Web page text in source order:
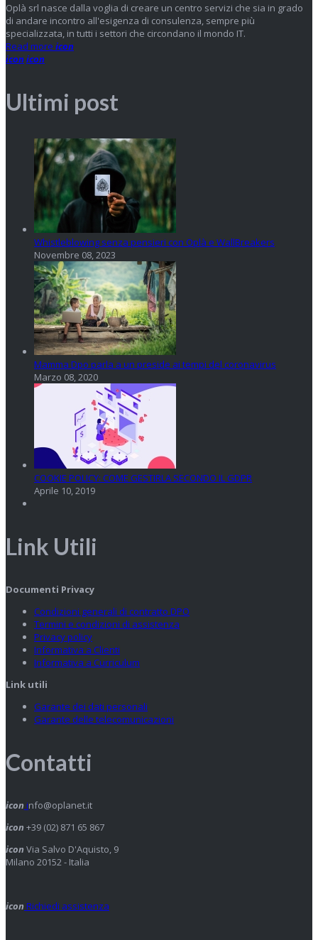
Oplà srl nasce dalla voglia di creare un centro servizi che sia in grado
di andare incontro all'esigenza di consulenza, sempre più
specializzata, in tutti i settori che circondano il mondo IT.
Read more icon
iconicon
Ultimi post
Whistleblowing senza pensieri con Oplà e WallBreakers
Novembre 08, 2023
Mamma Dpo parla a un preside ai tempi del coronavirus
Marzo 08, 2020
COOKIE POLICY: COME GESTIRLA SECONDO IL GDPR
Aprile 10, 2019
Link Utili
Documenti Privacy
Condizioni generali di contratto DPO
Termini e condizioni di assistenza
Privacy policy
Informativa a Clienti
Informativa a Curriculum
Link utili
Garante dei dati personali
Garante delle telecomunicazioni
Contatti
icon info@oplanet.it
icon +39 (02) 871 65 867
icon Via Salvo D'Aquisto, 9
Milano 20152 - Italia
icon Richiedi assistenza